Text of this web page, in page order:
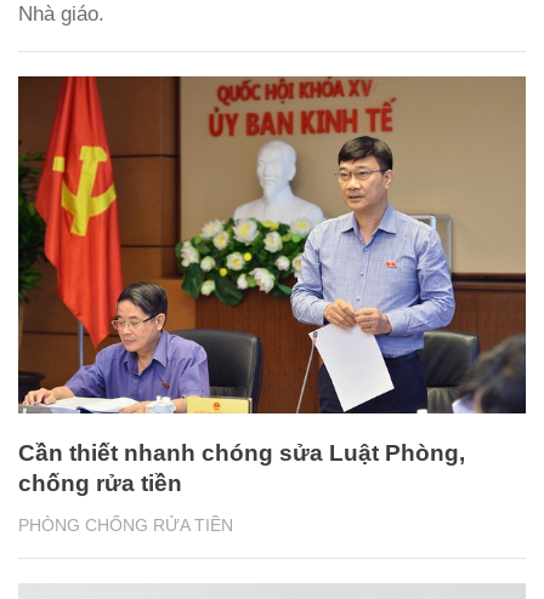
Nhà giáo.
PHÒNG CHỐNG RỬA TIỀN
Cần thiết nhanh chóng sửa Luật Phòng,
chống rửa tiền